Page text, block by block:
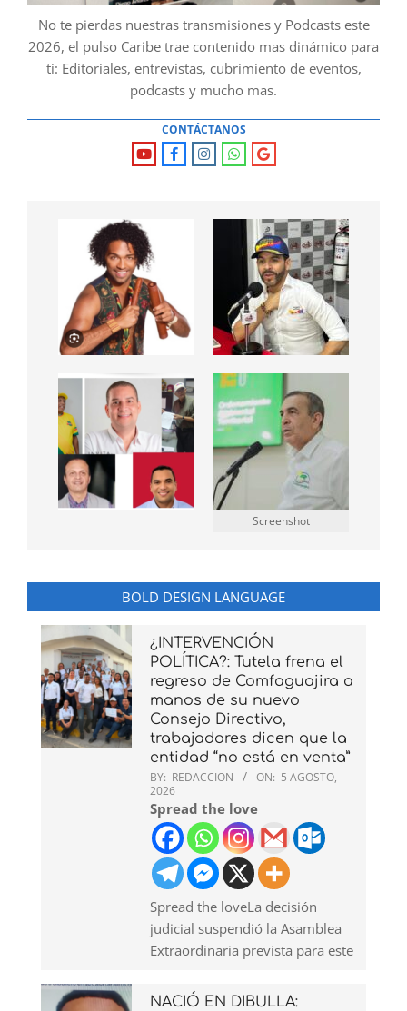
No te pierdas nuestras transmisiones y Podcasts este
2026, el pulso Caribe trae contenido mas dinámico para
ti: Editoriales, entrevistas, cubrimiento de eventos,
podcasts y mucho mas.
CONTÁCTANOS
Screenshot
BOLD DESIGN LANGUAGE
¿INTERVENCIÓN
POLÍTICA?: Tutela frena el
regreso de Comfaguajira a
manos de su nuevo
Consejo Directivo,
trabajadores dicen que la
entidad “no está en venta”
BY: REDACCION ON: 5 AGOSTO,
2026
Spread the love
Spread the loveLa decisión
judicial suspendió la Asamblea
Extraordinaria prevista para este
NACIÓ EN DIBULLA: